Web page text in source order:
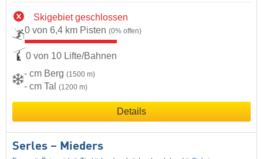
Skigebiet geschlossen
0 von 6,4 km Pisten (0% offen)
0 von 10 Lifte/Bahnen
- cm Berg (1500 m)
- cm Tal (1200 m)
Details
Serles – Mieders